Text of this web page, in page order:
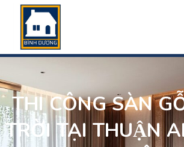
THI CÔNG SÀN
TRỜI TẠI THUẬN